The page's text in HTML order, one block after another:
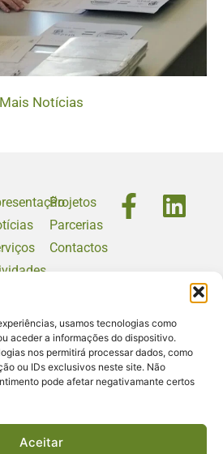
usamos tecnologias como
aceder a informações do dispositivo.
nos permitirá processar dados, como
ou IDs exclusivos neste site. Não
pode afetar negativamante certos
Aceitar
Mais Notícias
Projetos
Parcerias
Contactos